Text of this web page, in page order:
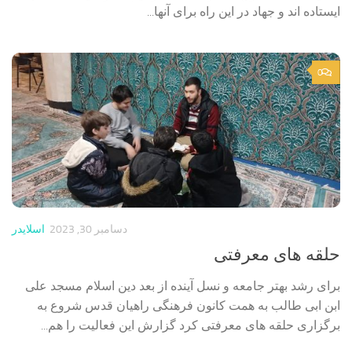
ایستاده اند و جهاد در این راه برای آنها...
0
اسلایدر دسامبر 30, 2023
حلقه های معرفتی
برای رشد بهتر جامعه و نسل آینده از بعد دین اسلام مسجد علی
ابن ابی طالب به همت کانون فرهنگی راهیان قدس شروع به
برگزاری حلقه های معرفتی کرد گزارش این فعالیت را هم...